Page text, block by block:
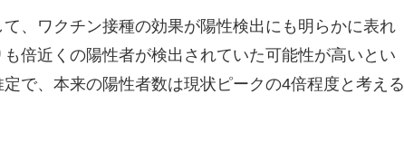
、ワクチン接種の効果が陽性検出にも明らかに表れ
倍近くの陽性者が検出されていた可能性が高いとい
で、本来の陽性者数は現状ピークの4倍程度と考える